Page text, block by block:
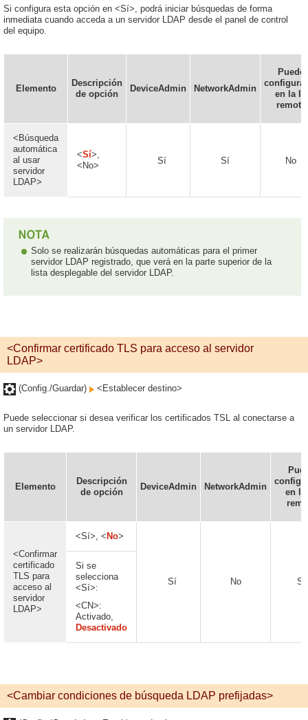
Si configura esta opción en <Sí>, podrá iniciar búsquedas de forma
inmediata cuando acceda a un servidor LDAP desde el panel de control
del equipo.
Elemento
Descripción
de opción
DeviceAdmin NetworkAdmin
Puede
en la IU
remota
<Búsqueda
automática
al usar
servidor
LDAP>
<Sí>,
<No>
Sí Sí No
Solo se realizarán búsquedas automáticas para el primer
servidor LDAP registrado, que verá en la parte superior de la
lista desplegable del servidor LDAP.
<Confirmar certificado TLS para acceso al servidor
LDAP>
(Config./Guardar) <Establecer destino>
Puede seleccionar si desea verificar los certificados TSL al conectarse a
un servidor LDAP.
Elemento
Descripción
de opción
DeviceAdmin NetworkAdmin
en la
<Confirmar
certificado
TLS para
acceso al
servidor
LDAP>
<Sí>, < No>
Sí No Sí
Si se
selecciona
<Sí>:
<CN>:
Activado,
Desactivado
<Cambiar condiciones de búsqueda LDAP prefijadas>